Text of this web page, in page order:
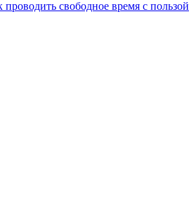
свободное время с пользой